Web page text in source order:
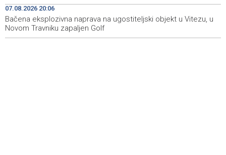
08:09
Civilna zaštita Posušje upozorava na opasnost od
požara na Blidinju
07.08.2026 20:06
Bačena eksplozivna naprava na ugostiteljski objekt u Vitezu, u
Novom Travniku zapaljen Golf